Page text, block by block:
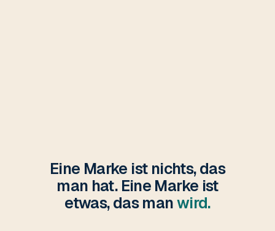
Eine Marke ist nichts, das
man hat. Eine Marke ist
etwas, das manwird.